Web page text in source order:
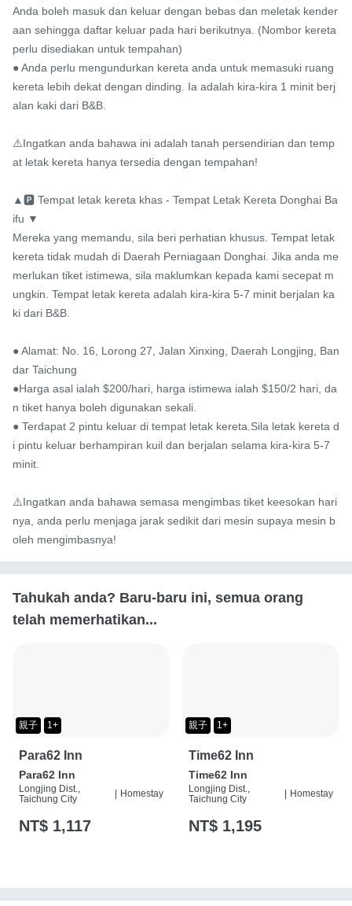
Anda boleh masuk dan keluar dengan bebas dan meletak kender
aan sehingga daftar keluar pada hari berikutnya. (Nombor kereta
perlu disediakan untuk tempahan)
● Anda perlu mengundurkan kereta anda untuk memasuki ruang
kereta lebih dekat dengan dinding. Ia adalah kira-kira 1 minit berj
alan kaki dari B&B.
⚠️Ingatkan anda bahawa ini adalah tanah persendirian dan temp
at letak kereta hanya tersedia dengan tempahan!
▲🅿️ Tempat letak kereta khas - Tempat Letak Kereta Donghai Ba
ifu ▼
Mereka yang memandu, sila beri perhatian khusus. Tempat letak
kereta tidak mudah di Daerah Perniagaan Donghai. Jika anda me
merlukan tiket istimewa, sila maklumkan kepada kami secepat m
ungkin. Tempat letak kereta adalah kira-kira 5-7 minit berjalan ka
ki dari B&B.
● Alamat: No. 16, Lorong 27, Jalan Xinxing, Daerah Longjing, Ban
dar Taichung
●Harga asal ialah $200/hari, harga istimewa ialah $150/2 hari, da
n tiket hanya boleh digunakan sekali.
● Terdapat 2 pintu keluar di tempat letak kereta.Sila letak kereta d
i pintu keluar berhampiran kuil dan berjalan selama kira-kira 5-7
minit.
⚠️Ingatkan anda bahawa semasa mengimbas tiket keesokan hari
nya, anda perlu menjaga jarak sedikit dari mesin supaya mesin b
oleh mengimbasnya!
Tahukah anda? Baru-baru ini, semua orang
telah memerhatikan...
親子 1+
Para62 Inn
Para62 Inn
Longjing Dist.,
Taichung City
Homestay
NT$ 1,117
親子 1+
Time62 Inn
Time62 Inn
Longjing Dist.,
Taichung City
Homestay
NT$ 1,195